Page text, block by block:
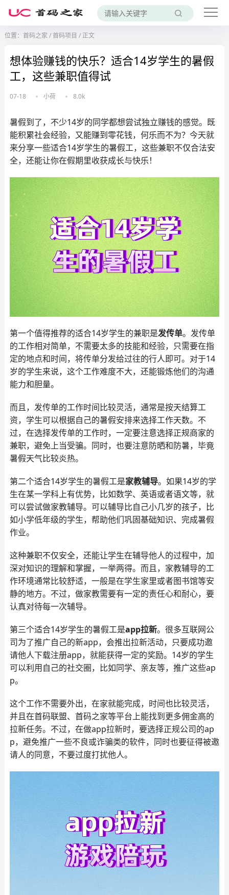
位置： 首码之家 /首码项目 /正文
想体验赚钱的快乐？适合14岁学生的暑假
工，这些兼职值得试
07-18 小荷 8.0k
暑假到了，不少14岁的同学都想尝试独立赚钱的感觉。既
能积累社会经验，又能赚到零花钱，何乐而不为？今天就
来分享一些适合14岁学生的暑假工，这些兼职不仅合法安
全，还能让你在假期里收获成长与快乐！
第一个值得推荐的适合14岁学生的兼职是发传单。发传单
的工作相对简单，不需要太多的技能和经验，只需要在指
定的地点和时间，将传单分发给过往的行人即可。对于14
岁的学生来说，这个工作难度不大，还能锻炼他们的沟通
能力和胆量。
而且，发传单的工作时间比较灵活，通常是按天结算工
资，学生可以根据自己的暑假安排来选择工作天数。不
过，在选择发传单的工作时，一定要注意选择正规商家的
兼职，避免上当受骗。同时，也要注意防晒和防暑，毕竟
暑假天气比较炎热。
第二个适合14岁学生的暑假工是家教辅导。如果14岁的学
生在某一学科上有优势，比如数学、英语或者语文等，就
可以尝试做家教辅导。可以辅导比自己小几岁的孩子，比
如小学低年级的学生，帮助他们巩固基础知识、完成暑假
作业。
这种兼职不仅安全，还能让学生在辅导他人的过程中，加
深对知识的理解和掌握，一举两得。而且，家教辅导的工
作环境通常比较舒适，一般是在学生家里或者图书馆等安
静的地方。不过，做家教需要有一定的责任心和耐心，要
认真对待每一次辅导。
第三个适合14岁学生的暑假工是app拉新。很多互联网公
司为了推广自己的新app，会推出拉新活动，只要成功邀
请他人下载注册app，就能获得一定的奖励。14岁的学生
可以利用自己的社交圈，比如同学、亲友等，推广这些ap
p。
这个工作不需要外出，在家就能完成，时间也比较灵活，
并且在首码联盟、首码之家等平台上能找到更多佣金高的
拉新任务。不过，在做app拉新时，要选择正规公司的ap
p，避免推广一些不良或诈骗类的软件，同时也要征得被邀
请人的同意，不要过度打扰他人。